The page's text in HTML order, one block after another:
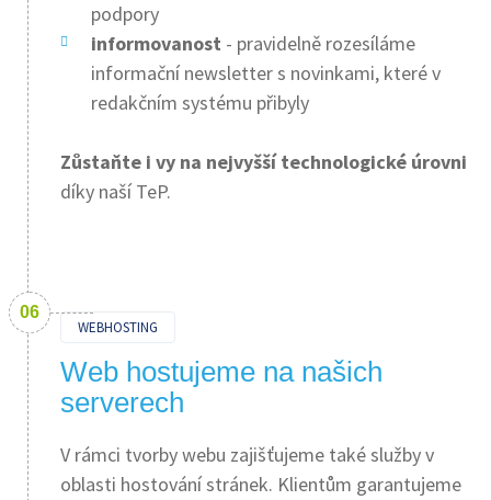
podpory
informovanost - pravidelně rozesíláme
informační newsletter s novinkami, které v
redakčním systému přibyly
Zůstaňte i vy na nejvyšší technologické úrovni
díky naší TeP.
WEBHOSTING
Web hostujeme na našich
serverech
V rámci tvorby webu zajišťujeme také služby v
oblasti hostování stránek. Klientům garantujeme